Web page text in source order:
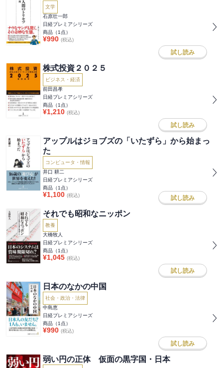
文学
石原壮一郎
日経プレミアシリーズ
商品（1 点）
¥990 (税込)
試し読み
株式投資２０２５
ビジネス・経済
前田昌孝
日経プレミアシリーズ
商品（1 点）
¥1,210 (税込)
試し読み
アップルはジョブズの「いたずら」から始まっ
た
コンピュータ・情報
井口 耕二
日経プレミアシリーズ
商品（1 点）
¥1,100 (税込) 試し読み
それでも昭和なニッポン
教養
大橋牧人
日経プレミアシリーズ
商品（1 点）
¥1,045 (税込)
試し読み
日本のなかの中国
社会・政治・法律
中島恵
日経プレミアシリーズ
商品（1 点）
¥990 (税込)
試し読み
弱い円の正体 仮面の黒字国・日本